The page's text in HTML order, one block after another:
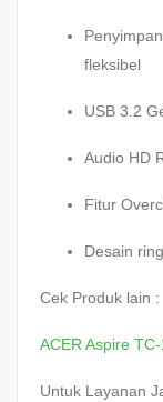
fleksibel
USB 3.2
Audio HD
Fitur
Desain
Cek Produk lain :
ACER Aspire
Untuk Layanan